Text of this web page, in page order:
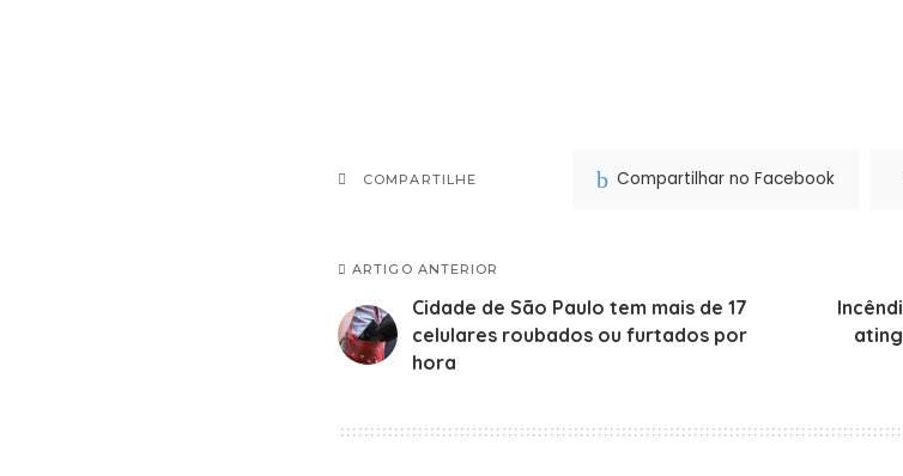
COMPARTILHE Compartilhar no Facebook
ARTIGO ANTERIOR
Cidade de São Paulo tem mais de 17
celulares roubados ou furtados por
hora